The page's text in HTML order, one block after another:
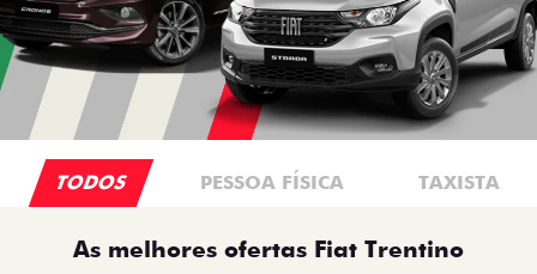
TODOS PESSOA FÍSICA TAXISTA
As melhores ofertas Fiat Trentino